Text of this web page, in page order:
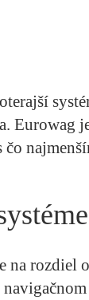
čo
na rozdiel